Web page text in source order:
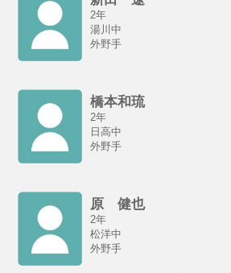
2年
湯川中
外野手
橋本和琉
2年
日高中
外野手
原 健也
2年
松洋中
外野手